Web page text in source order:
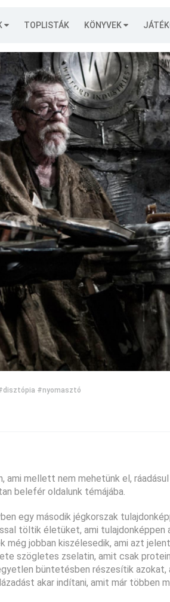
TOPLISTÁK KÖNYVEK
#nyomasztó
ami mellett nem mehetünk el,
belefér oldalunk témájába.
egy második jégkorszak
töltik életüket, ami tulajdonképpen
jobban kiszélesedik, ami azt
szögletes zselatin, amit csak
büntetésben részesítik azokat,
akar indítani, amit már többen